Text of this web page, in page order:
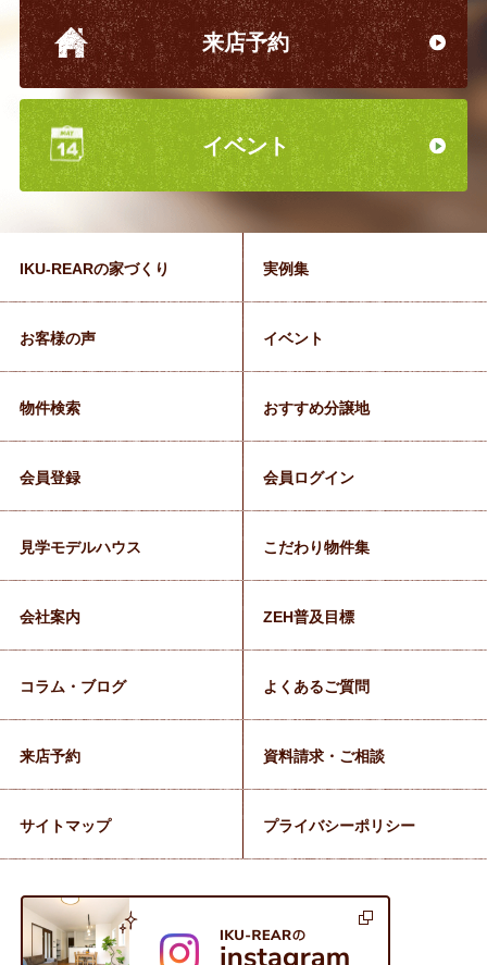
来店予約
イベント
IKU-REARの家づくり 実例集
お客様の声 イベント
物件検索 おすすめ分譲地
会員登録 会員ログイン
見学モデルハウス こだわり物件集
会社案内 ZEH普及目標
コラム・ブログ よくあるご質問
来店予約 資料請求・ご相談
サイトマップ プライバシーポリシー